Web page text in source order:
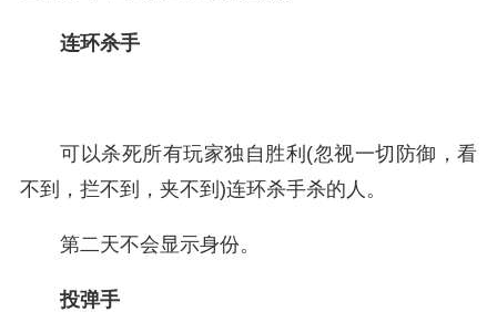
连环杀手
可以杀死所有玩家独自胜利(忽视一切防御，看
不到，拦不到，夹不到)连环杀手杀的人。
第二天不会显示身份。
投弹手